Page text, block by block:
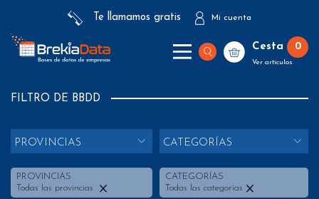
Te llamamos gratis Mi cuenta
Cesta 0
Ver artículos
FILTRO DE BBDD
PROVINCIAS
PROVINCIAS
Todas las provincias
CATEGORÍAS
CATEGORÍAS
Todas las categorías